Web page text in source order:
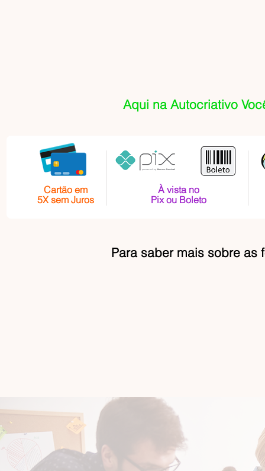
Aqui na Autocriativo
Cartão em
5X sem Juros
À vista no
Pix ou Boleto
Para saber mais sobre